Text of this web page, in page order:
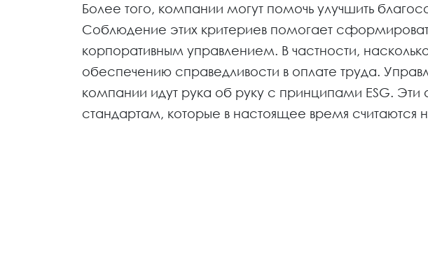
Более того, компании могут помочь улучшить
Cоблюдение этих критериев помогает
корпоративным управлением. В частности,
обеспечению справедливости в оплате труда.
компании идут рука об руку с принципами ESG. Эти
стандартам, которые в настоящее время считаются